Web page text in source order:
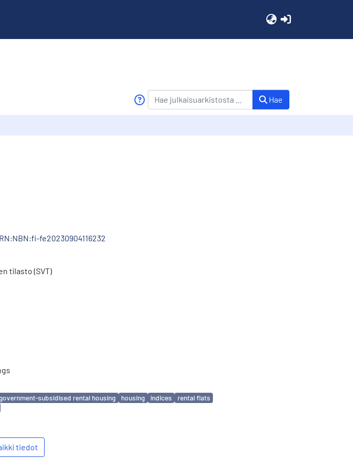
Hae
fe20230904116232
tilasto (SVT)
subsidised rental housing housing indices
rental flats
tiedot